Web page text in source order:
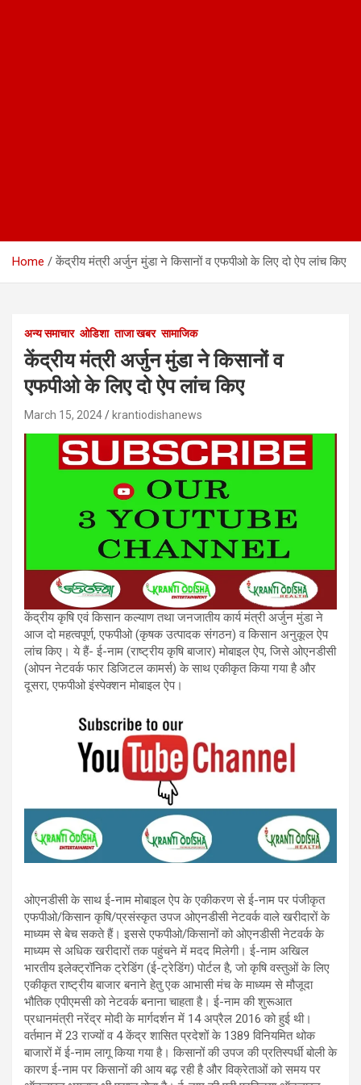
Home केंद्रीय मंत्री अर्जुन मुंडा ने किसानों व एफपीओ के लिए दो ऐप लांच किए
अन्य समाचार ओडिशा ताजा खबर सामाजिक
केंद्रीय मंत्री अर्जुन मुंडा ने किसानों व
एफपीओ के लिए दो ऐप लांच किए
March 15, 2024 krantiodishanews
केंद्रीय कृषि एवं किसान कल्याण तथा जनजातीय कार्य मंत्री अर्जुन मुंडा ने
आज दो महत्वपूर्ण, एफपीओ (कृषक उत्पादक संगठन) व किसान अनुकूल ऐप
लांच किए। ये हैं- ई-नाम (राष्ट्रीय कृषि बाजार) मोबाइल ऐप, जिसे ओएनडीसी
(ओपन नेटवर्क फार डिजिटल कामर्स) के साथ एकीकृत किया गया है और
दूसरा, एफपीओ इंस्पेक्शन मोबाइल ऐप।
ओएनडीसी के साथ ई-नाम मोबाइल ऐप के एकीकरण से ई-नाम पर पंजीकृत
एफपीओ/किसान कृषि/प्रसंस्कृत उपज ओएनडीसी नेटवर्क वाले खरीदारों के
माध्यम से बेच सकते हैं। इससे एफपीओ/किसानों को ओएनडीसी नेटवर्क के
माध्यम से अधिक खरीदारों तक पहुंचने में मदद मिलेगी। ई-नाम अखिल
भारतीय इलेक्ट्रॉनिक ट्रेडिंग (ई-ट्रेडिंग) पोर्टल है, जो कृषि वस्तुओं के लिए
एकीकृत राष्ट्रीय बाजार बनाने हेतु एक आभासी मंच के माध्यम से मौजूदा
भौतिक एपीएमसी को नेटवर्क बनाना चाहता है। ई-नाम की शुरूआत
प्रधानमंत्री नरेंद्र मोदी के मार्गदर्शन में 14 अप्रैल 2016 को हुई थी।
वर्तमान में 23 राज्यों व 4 केंद्र शासित प्रदेशों के 1389 विनियमित थोक
बाजारों में ई-नाम लागू किया गया है। किसानों की उपज की प्रतिस्पर्धी बोली के
कारण ई-नाम पर किसानों की आय बढ़ रही है और विक्रेताओं को समय पर